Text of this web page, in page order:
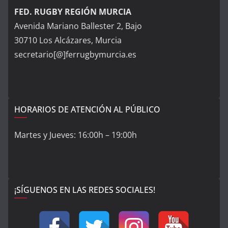
FED. RUGBY REGIÓN MURCIA
Avenida Mariano Ballester 2, Bajo
30710 Los Alcázares, Murcia
secretario[@]ferrugbymurcia.es
HORARIOS DE ATENCIÓN AL PÚBLICO
Martes y Jueves: 16:00h – 19:00h
¡SÍGUENOS EN LAS REDES SOCIALES!